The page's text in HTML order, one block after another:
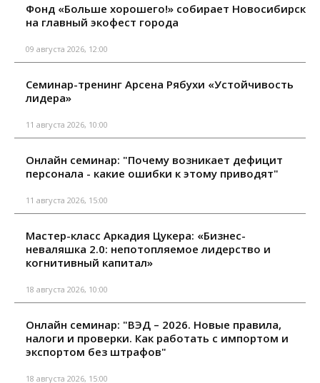
Фонд «Больше хорошего!» собирает Новосибирск
на главный экофест города
09 августа 2026, 12:00
Семинар-тренинг Арсена Рябухи «Устойчивость
лидера»
11 августа 2026, 10:00
Онлайн семинар: "Почему возникает дефицит
персонала - какие ошибки к этому приводят"
11 августа 2026, 15:00
Мастер-класс Аркадия Цукера: «Бизнес-
неваляшка 2.0: непотопляемое лидерство и
когнитивный капитал»
18 августа 2026, 10:00
Онлайн семинар: "ВЭД – 2026. Новые правила,
налоги и проверки. Как работать с импортом и
экспортом без штрафов"
18 августа 2026, 15:00